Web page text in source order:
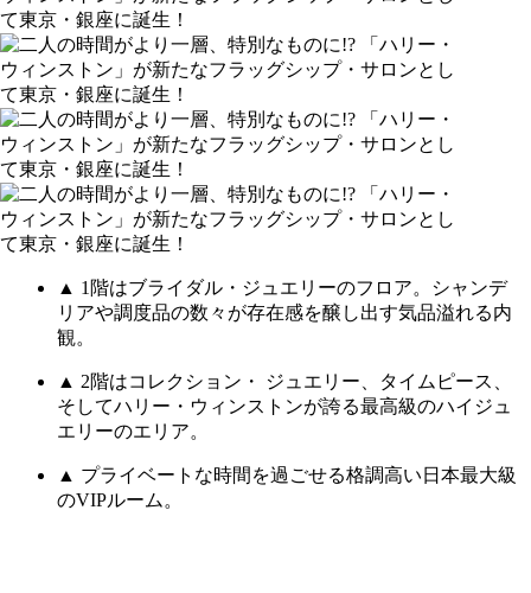
▲ 1階はブライダル・ジュエリーのフロア。シャンデ
リアや調度品の数々が存在感を醸し出す気品溢れる内
観。
▲ 2階はコレクション・ ジュエリー、タイムピース、
そしてハリー・ウィンストンが誇る最高級のハイジュ
エリーのエリア。
▲ プライベートな時間を過ごせる格調高い日本最大級
のVIPルーム。